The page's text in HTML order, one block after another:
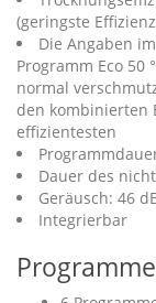
(geringste
Die Angaben
Programm Eco 50
normal
den kombinierten
effizientesten
Dauer des
Geräusch: 46
Integrierbar